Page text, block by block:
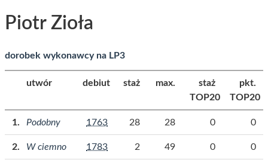
Piotr Zioła
dorobek wykonawcy na LP3
utwór debiut staż max.
staż
TOP20
pkt.
TOP20
Podobny 1763 28 28 0 0
W ciemno 1783 2 49 0 0